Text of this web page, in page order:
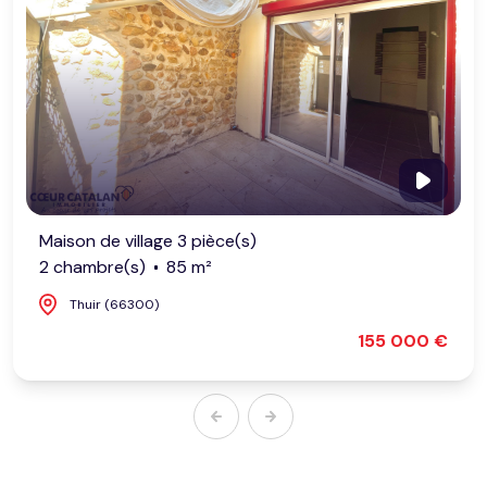
Maison de village 3 pièce(s)
2 chambre(s)
85 m²
Thuir (66300)
155 000 €